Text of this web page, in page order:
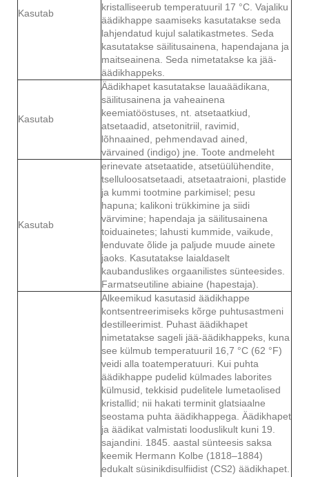
Kasutab
kristalliseerub temperatuuril 17 °C. Vajaliku
äädikhappe saamiseks kasutatakse seda
lahjendatud kujul salatikastmetes. Seda
kasutatakse säilitusainena, hapendajana ja
maitseainena. Seda nimetatakse ka jää-
äädikhappeks.
Kasutab
Äädikhapet kasutatakse lauaäädikana,
säilitusainena ja vaheainena
keemiatööstuses, nt. atsetaatkiud,
atsetaadid, atsetonitriil, ravimid,
lõhnaained, pehmendavad ained,
värvained (indigo) jne. Toote andmeleht
Kasutab
erinevate atsetaatide, atsetüülühendite,
tselluloosatsetaadi, atsetaatraioni, plastide
ja kummi tootmine parkimisel; pesu
hapuna; kalikoni trükkimine ja siidi
värvimine; hapendaja ja säilitusainena
toiduainetes; lahusti kummide, vaikude,
lenduvate õlide ja paljude muude ainete
jaoks. Kasutatakse laialdaselt
kaubanduslikes orgaanilistes sünteesides.
Farmatseutiline abiaine (hapestaja).
Alkeemikud kasutasid äädikhappe
kontsentreerimiseks kõrge puhtusastmeni
destilleerimist. Puhast äädikhapet
nimetatakse sageli jää-äädikhappeks, kuna
see külmub temperatuuril 16,7 °C (62 °F)
veidi alla toatemperatuuri. Kui puhta
äädikhappe pudelid külmades laborites
külmusid, tekkisid pudelitele lumetaolised
kristallid; nii hakati terminit glatsiaalne
seostama puhta äädikhappega. Äädikhapet
ja äädikat valmistati looduslikult kuni 19.
sajandini. 1845. aastal sünteesis saksa
keemik Hermann Kolbe (1818–1884)
edukalt süsinikdisulfiidist (CS2) äädikhapet.